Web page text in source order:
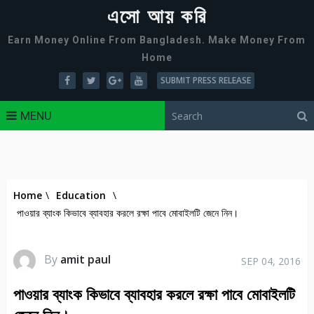
এসো আয় করি
Earn Money Online From Bangladesh. Make Money From
Home
SUBMIT PRESS RELEASE
MENU
Home \ Education \
পাওয়ার ব্যাংক কিভাবে ব্যাবহার করলে রক্ষা পাবে মোবাইলটি জেনে নিন।
By amit paul SEP 04, 2016
পাওয়ার ব্যাংক কিভাবে ব্যাবহার করলে রক্ষা পাবে মোবাইলটি